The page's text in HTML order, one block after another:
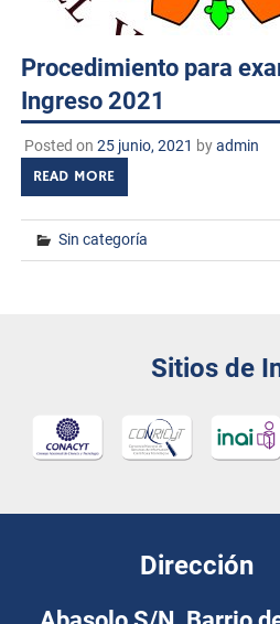
Procedimiento para
Ingreso 2021
Posted on 25 junio, 2021 byadmin
READ MORE
Sin categoría
Sitios de
Dirección